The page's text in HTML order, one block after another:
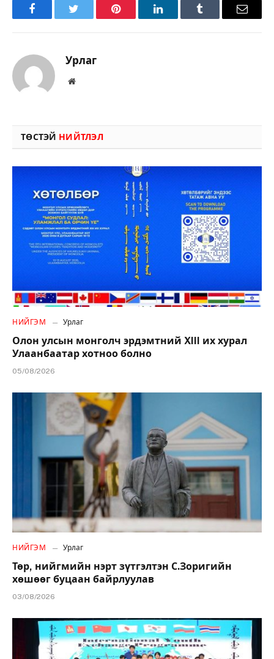
FacebookTwitter Pinterest LinkedInTumblr Имэйл
Урлаг
Вэбсайт
ТӨСТЭЙ НИЙТЛЭЛ
НИЙГЭМ Урлаг
Олон улсын монголч эрдэмтний XIII их хурал
Улаанбаатар хотноо болно
05/08/2026
НИЙГЭМ Урлаг
Төр, нийгмийн нэрт зүтгэлтэн С.Зоригийн
хөшөөг буцаан байрлуулав
03/08/2026